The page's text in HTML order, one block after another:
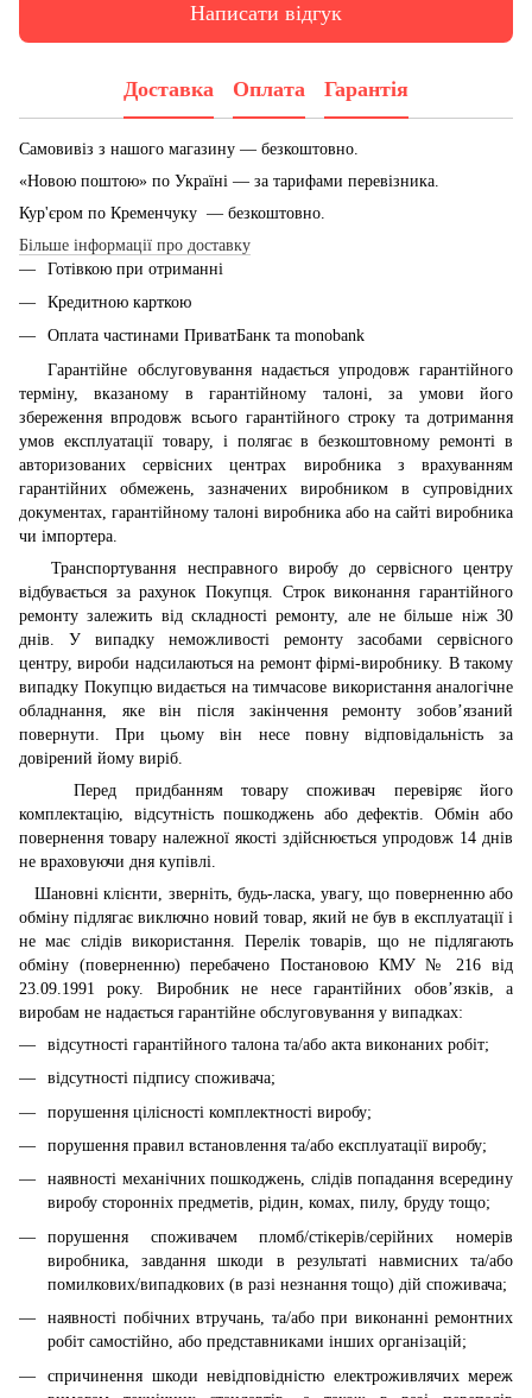
Написати відгук
Доставка Оплата Гарантія
Самовивіз з нашого магазину — безкоштовно.
«Новою поштою» по Україні — за тарифами перевізника.
Кур'єром по Кременчуку — безкоштовно.
Більше інформації про доставку
Готівкою при отриманні
Кредитною карткою
Оплата частинами ПриватБанк та monobank
Гарантійне обслуговування надається упродовж гарантійного
терміну, вказаному в гарантійному талоні, за умови його
збереження впродовж всього гарантійного строку та дотримання
умов експлуатації товару, і полягає в безкоштовному ремонті в
авторизованих сервісних центрах виробника з врахуванням
гарантійних обмежень, зазначених виробником в супровідних
документах, гарантійному талоні виробника або на сайті виробника
чи імпортера.
Транспортування несправного виробу до сервісного центру
відбувається за рахунок Покупця. Строк виконання гарантійного
ремонту залежить від складності ремонту, але не більше ніж 30
днів. У випадку неможливості ремонту засобами сервісного
центру, вироби надсилаються на ремонт фірмі-виробнику. В такому
випадку Покупцю видається на тимчасове використання аналогічне
обладнання, яке він після закінчення ремонту зобов’язаний
повернути. При цьому він несе повну відповідальність за
довірений йому виріб.
Перед придбанням товару споживач перевіряє його
комплектацію, відсутність пошкоджень або дефектів. Обмін або
повернення товару належної якості здійснюється упродовж 14 днів
не враховуючи дня купівлі.
Шановні клієнти, зверніть, будь-ласка, увагу, що поверненню або
обміну підлягає виключно новий товар, який не був в експлуатації і
не має слідів використання. Перелік товарів, що не підлягають
обміну (поверненню) перебачено Постановою КМУ № 216 від
23.09.1991 року. Виробник не несе гарантійних обов’язків, а
виробам не надається гарантійне обслуговування у випадках:
відсутності гарантійного талона та/або акта виконаних робіт;
відсутності підпису споживача;
порушення цілісності комплектності виробу;
порушення правил встановлення та/або експлуатації виробу;
наявності механічних пошкоджень, слідів попадання всередину
виробу сторонніх предметів, рідин, комах, пилу, бруду тощо;
порушення споживачем пломб/стікерів/серійних номерів
виробника, завдання шкоди в результаті навмисних та/або
помилкових/випадкових (в разі незнання тощо) дій споживача;
наявності побічних втручань, та/або при виконанні ремонтних
робіт самостійно, або представниками інших організацій;
спричинення шкоди невідповідністю електроживлячих мереж